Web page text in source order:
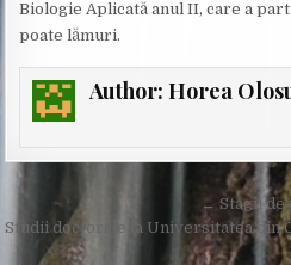
Biologie Aplicată anul II, care a
poate lămuri.
Author: Horea
Post
navigation
← Stagii de
Studii doctorale la Universitatea din